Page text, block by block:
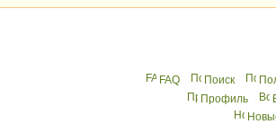
FAQ Поиск
Профиль